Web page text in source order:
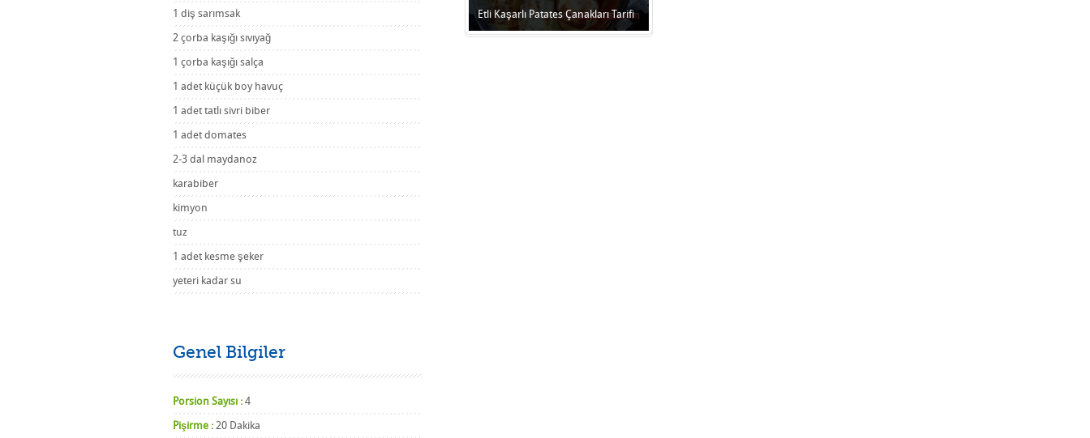
1 diş sarımsak
2 çorba kaşığı sıvıyağ
1 çorba kaşığı salça
1 adet küçük boy havuç
1 adet tatlı sivri biber
1 adet domates
2-3 dal maydanoz
karabiber
kimyon
tuz
1 adet kesme şeker
yeteri kadar su
Genel Bilgiler
Porsion Sayısı : 4
Pişirme : 20 Dakika
Etli Kaşarlı Patates Çanakları Tarifi